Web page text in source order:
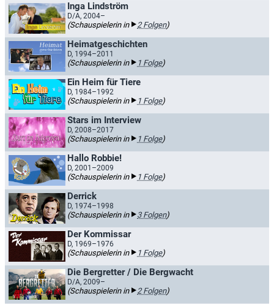
Inga Lindström
D/A, 2004–
(Schauspielerin in 2 Folgen)
Heimatgeschichten
D, 1994–2011
(Schauspielerin in 1 Folge)
Ein Heim für Tiere
D, 1984–1992
(Schauspielerin in 1 Folge)
Stars im Interview
D, 2008–2017
(Schauspielerin in 1 Folge)
Hallo Robbie!
D, 2001–2009
(Schauspielerin in 1 Folge)
Derrick
D, 1974–1998
(Schauspielerin in 3 Folgen)
Der Kommissar
D, 1969–1976
(Schauspielerin in 1 Folge)
Die Bergretter / Die Bergwacht
D/A, 2009–
(Schauspielerin in 2 Folgen)